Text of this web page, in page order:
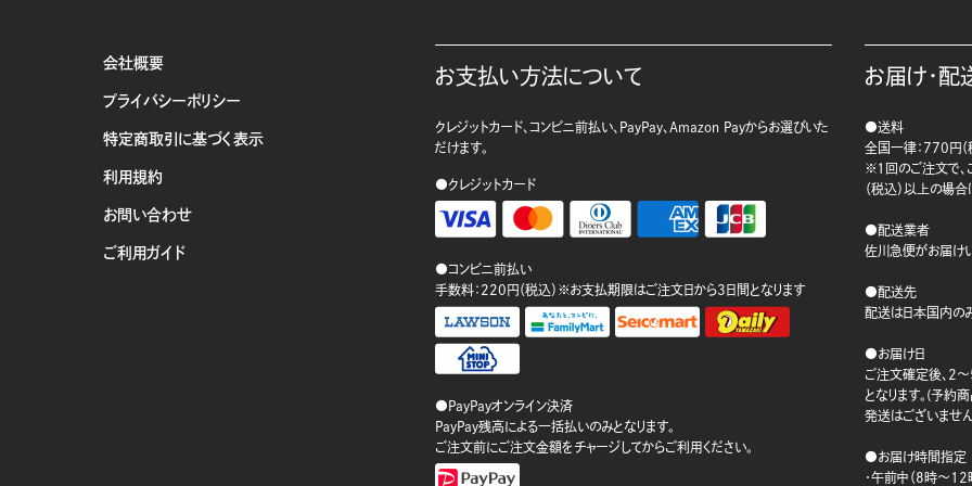
会社概要
プライバシーポリシー
特定商取引に基づく表示
利用規約
お問い合わせ
ご利用ガイド
お支払い方法について
クレジットカード、コンビニ前払い、PayPay、Amazon Payからお選びいた
だけます。
●クレジットカード
●コンビニ前払い
手数料：220円（税込）※お支払期限はご注文日から3日間となります
●PayPayオンライン決済
PayPay残高による一括払いのみとなります。
ご注文前にご注文金額をチャージしてからご利用ください。
お届け・配
●送料
全国一律：770円（
※1回のご注文で
（税込）以上の場
●配送業者
佐川急便がお届け
●配送先
配送は日本国内の
●お届け日
ご注文確定後、2
となります。(予約
発送はございませ
●お届け時間指定
・午前中（8時～12